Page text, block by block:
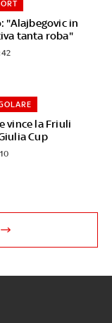
"Alajbegovic in
tanta roba"
vince la Friuli
Cup